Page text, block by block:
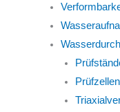
Prüfzellen